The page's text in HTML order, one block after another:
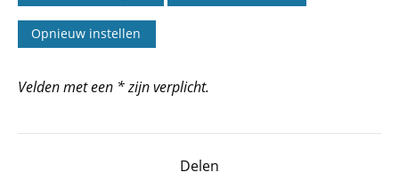
Velden met een * zijn verplicht.
Delen